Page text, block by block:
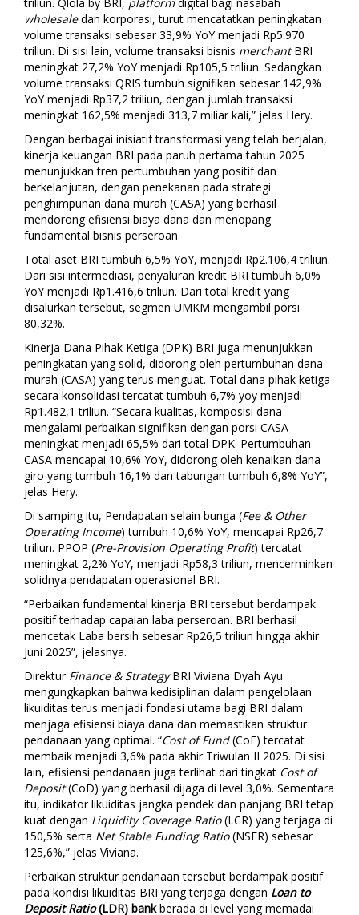
wholesaledan korporasi, turut mencatatkan peningkatan
volume transaksi sebesar 33,9% YoY menjadi Rp5.970
triliun. Di sisi lain, volume transaksi bisnis merchantBRI
meningkat 27,2% YoY menjadi Rp105,5 triliun. Sedangkan
volume transaksi QRIS tumbuh signifikan sebesar 142,9%
YoY menjadi Rp37,2 triliun, dengan jumlah transaksi
meningkat 162,5% menjadi 313,7 miliar kali,” jelas Hery.
Dengan berbagai inisiatif transformasi yang telah berjalan,
kinerja keuangan BRI pada paruh pertama tahun 2025
menunjukkan tren pertumbuhan yang positif dan
berkelanjutan, dengan penekanan pada strategi
penghimpunan dana murah (CASA) yang berhasil
mendorong efisiensi biaya dana dan menopang
fundamental bisnis perseroan.
Total aset BRI tumbuh 6,5% YoY, menjadi Rp2.106,4 triliun.
Dari sisi intermediasi, penyaluran kredit BRI tumbuh 6,0%
YoY menjadi Rp1.416,6 triliun. Dari total kredit yang
disalurkan tersebut, segmen UMKM mengambil porsi
80,32%.
Kinerja Dana Pihak Ketiga (DPK) BRI juga menunjukkan
peningkatan yang solid, didorong oleh pertumbuhan dana
murah (CASA) yang terus menguat. Total dana pihak ketiga
secara konsolidasi tercatat tumbuh 6,7% yoy menjadi
Rp1.482,1 triliun. “Secara kualitas, komposisi dana
mengalami perbaikan signifikan dengan porsi CASA
meningkat menjadi 65,5% dari total DPK. Pertumbuhan
CASA mencapai 10,6% YoY, didorong oleh kenaikan dana
giro yang tumbuh 16,1% dan tabungan tumbuh 6,8% YoY”,
jelas Hery.
Di samping itu, Pendapatan selain bunga (Fee & Other
Operating Income) tumbuh 10,6% YoY, mencapai Rp26,7
triliun. PPOP (Pre-Provision Operating Profit) tercatat
meningkat 2,2% YoY, menjadi Rp58,3 triliun, mencerminkan
solidnya pendapatan operasional BRI.
“Perbaikan fundamental kinerja BRI tersebut berdampak
positif terhadap capaian laba perseroan. BRI berhasil
mencetak Laba bersih sebesar Rp26,5 triliun hingga akhir
Juni 2025”, jelasnya.
Direktur Finance & StrategyBRI Viviana Dyah Ayu
mengungkapkan bahwa kedisiplinan dalam pengelolaan
likuiditas terus menjadi fondasi utama bagi BRI dalam
menjaga efisiensi biaya dana dan memastikan struktur
pendanaan yang optimal. “Cost of Fund(CoF) tercatat
membaik menjadi 3,6% pada akhir Triwulan II 2025. Di sisi
lain, efisiensi pendanaan juga terlihat dari tingkat Cost of
Deposit(CoD) yang berhasil dijaga di level 3,0%. Sementara
itu, indikator likuiditas jangka pendek dan panjang BRI tetap
kuat dengan Liquidity Coverage Ratio(LCR) yang terjaga di
150,5% serta Net Stable Funding Ratio(NSFR) sebesar
125,6%,” jelas Viviana.
Perbaikan struktur pendanaan tersebut berdampak positif
pada kondisi likuiditas BRI yang terjaga dengan Loan to
Deposit Ratio(LDR) bankberada di level yang memadai